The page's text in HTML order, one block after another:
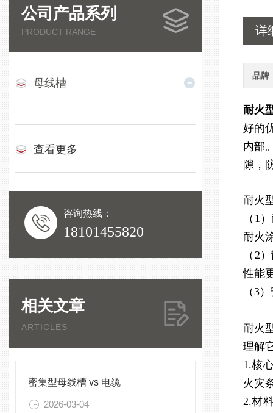
公司产品系列
PRODUCT RANGE
母线槽
查看更多
咨询热线：
18101455820
相关文章
ARTICLES
密集型母线槽 vs 电缆
2026-03-04
详
品牌
耐火
好的
内部
隙，
耐火
（1
耐火
（2
性能
（3
耐火
理解
1.核
火灾
2.材